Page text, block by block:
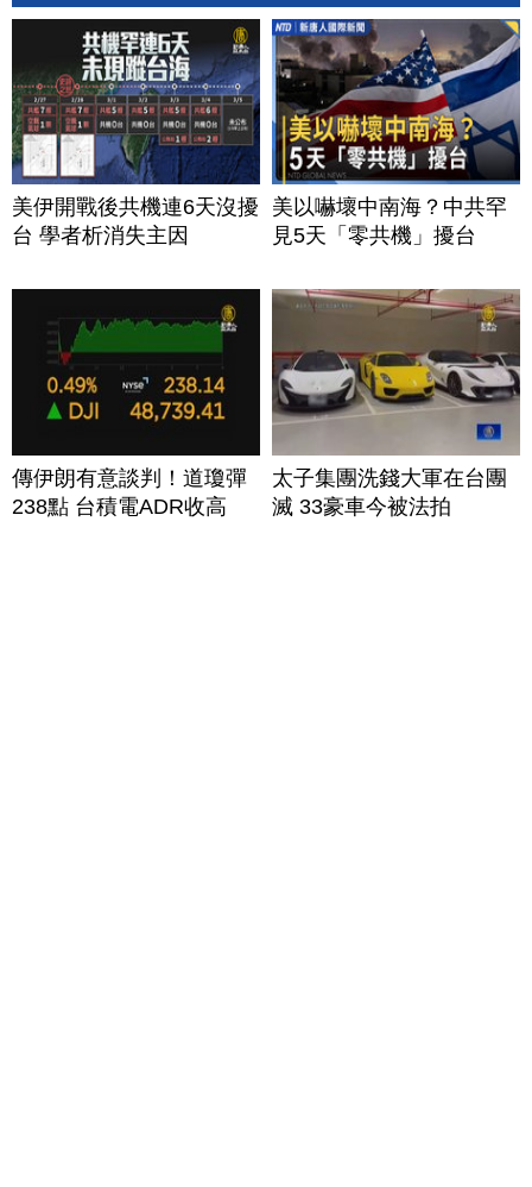
美伊開戰後共機連6天沒擾
台 學者析消失主因
美以嚇壞中南海？中共罕
見5天「零共機」擾台
傳伊朗有意談判！道瓊彈
238點 台積電ADR收高
太子集團洗錢大軍在台團
滅 33豪車今被法拍